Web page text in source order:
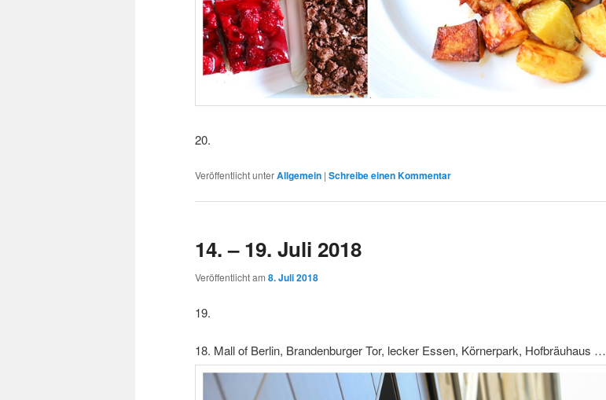
20.
Veröffentlicht unterAllgemein | Schreibe einen Kommentar
14. – 19. Juli 2018
Veröffentlicht am 8. Juli 2018
19.
18. Mall of Berlin, Brandenburger Tor, lecker Essen, Körnerpark, Hofbräuhaus …